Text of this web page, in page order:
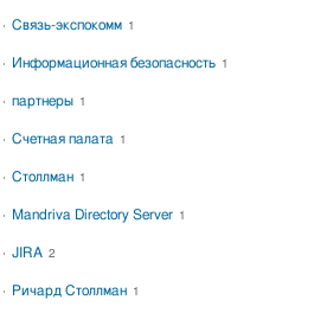
Связь-экспокомм 1
Информационная безопасность 1
партнеры 1
Счетная палата 1
Столлман 1
Mandriva Directory Server 1
JIRA 2
Ричард Столлман 1